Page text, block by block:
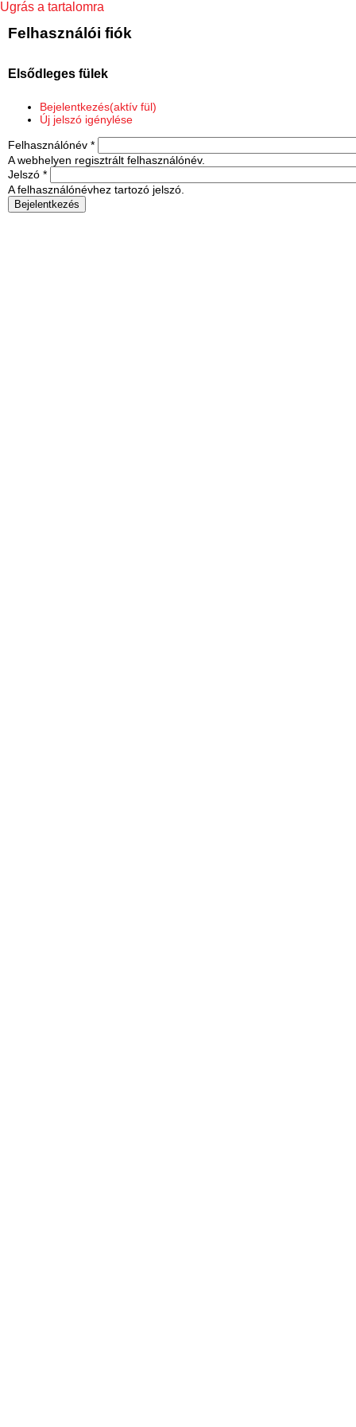
Ugrás a tartalomra
Felhasználói fiók
Elsődleges fülek
Bejelentkezés(aktív fül)
Új jelszó igénylése
Felhasználónév *
A webhelyen regisztrált felhasználónév.
Jelszó *
A felhasználónévhez tartozó jelszó.